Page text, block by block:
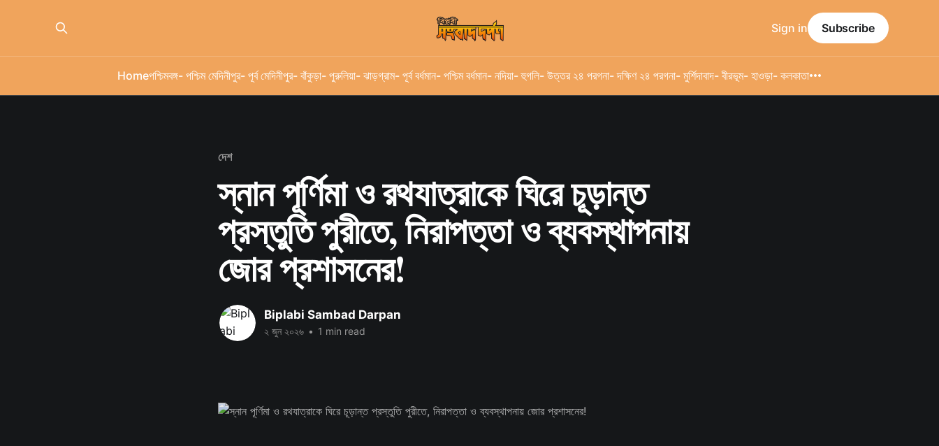
Homeপশ্চিমবঙ্গ- পশ্চিম মেদিনীপুর- পূর্ব মেদিনীপুর- বাঁকুড়া- পুরুলিয়া- ঝাড়গ্রাম- পূর্ব বর্ধমান- পশ্চিম বর্ধমান- নদিয়া- হুগলি- উত্তর ২৪ পরগনা- দক্ষিণ ২৪ পরগনা- মুর্শিদাবাদ- বীরভূম- হাওড়া- কলকাতা
Sign in Subscribe
দেশ
স্নান পূর্ণিমা ও রথযাত্রাকে ঘিরে চূড়ান্ত
প্রস্তুতি পুরীতে, নিরাপত্তা ও ব্যবস্থাপনায়
জোর প্রশাসনের!
Biplabi Sambad Darpan
২ জুন ২০২৬ • 1 min read